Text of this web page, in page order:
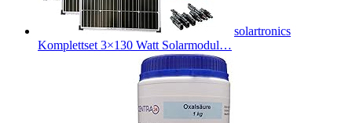
solartronics
Komplettset 3×130 Watt Solarmodul…